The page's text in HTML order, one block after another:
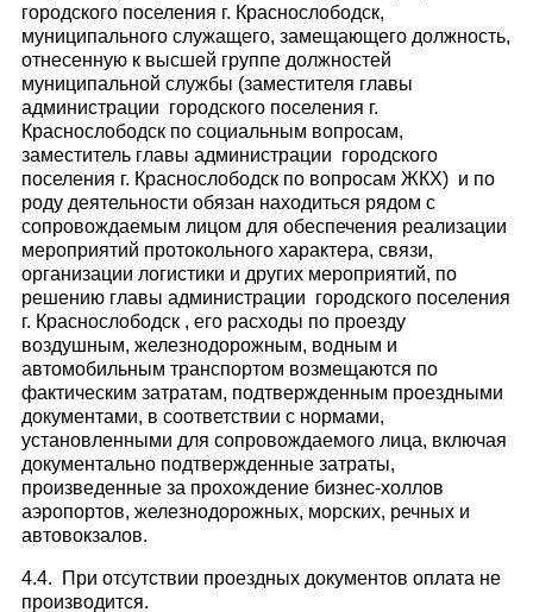
городского поселения г. Краснослободск,
муниципального служащего, замещающего должность,
отнесенную к высшей группе должностей
муниципальной службы (заместителя главы
администрации городского поселения г.
Краснослободск по социальным вопросам,
заместитель главы администрации городского
поселения г. Краснослободск по вопросам ЖКХ) и по
роду деятельности обязан находиться рядом с
сопровождаемым лицом для обеспечения реализации
мероприятий протокольного характера, связи,
организации логистики и других мероприятий, по
решению главы администрации городского поселения
г. Краснослободск , его расходы по проезду
воздушным, железнодорожным, водным и
автомобильным транспортом возмещаются по
фактическим затратам, подтвержденным проездными
документами, в соответствии с нормами,
установленными для сопровождаемого лица, включая
документально подтвержденные затраты,
произведенные за прохождение бизнес-холлов
аэропортов, железнодорожных, морских, речных и
автовокзалов.
4.4. При отсутствии проездных документов оплата не
производится.